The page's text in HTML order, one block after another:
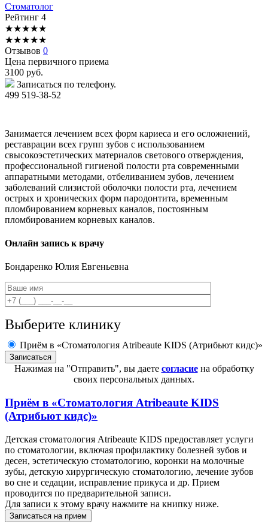
Стоматолог
Рейтинг 4
★★★★★
★★★★★
Отзывов 0
Цена первичного приема
3100 руб.
Записаться по телефону.
499 519-38-52
Занимается лечением всех форм кариеса и его осложнений,
реставрации всех групп зубов с использованием
свысокоэстетических материалов светового отверждения,
профессиональной гигиеной полости рта современными
аппаратными методами, отбеливанием зубов, лечением
заболеваний слизистой оболочки полости рта, лечением
острых и хронических форм пародонтита, временным
пломбированием корневых каналов, постоянным
пломбированием корневых каналов.
Онлайн запись к врачу
Бондаренко Юлия Евгеньевна
Выберите клинику
Приём в «Стоматология Atribeaute KIDS (Атрибьют кидс)»
Нажимая на "Отправить", вы даете согласиена обработку
своих персональных данных.
Приём в «Стоматология Atribeaute KIDS
(Атрибьют кидс)»
Детская стоматология Atribeaute KIDS предоставляет услуги
по стоматологии, включая профилактику болезней зубов и
десен, эстетическую стоматологию, коронки на молочные
зубы, детскую хирургическую стоматологию, лечение зубов
во сне и седации, исправление прикуса и др. Прием
проводится по предварительной записи.
Для записи к этому врачу нажмите на книпку ниже.
Записаться на прием